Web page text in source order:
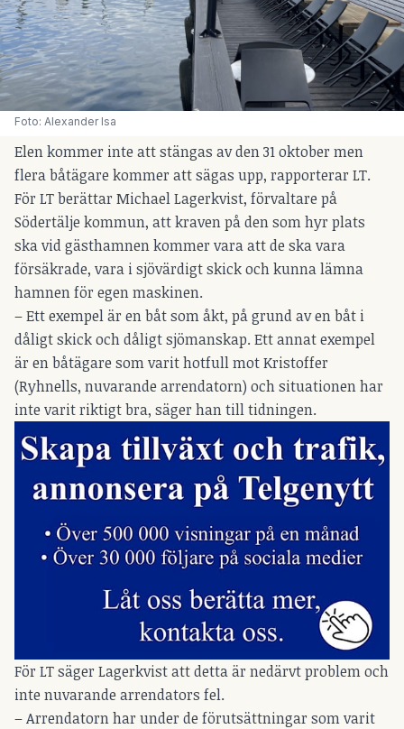
Foto: Alexander Isa
Elen kommer inte att stängas av den 31 oktober men
flera båtägare kommer att sägas upp, rapporterar LT.
För LTberättar Michael Lagerkvist, förvaltare på
Södertälje kommun, att kraven på den som hyr plats
ska vid gästhamnen kommer vara att de ska vara
försäkrade, vara i sjövärdigt skick och kunna lämna
hamnen för egen maskinen.
– Ett exempel är en båt som åkt, på grund av en båt i
dåligt skick och dåligt sjömanskap. Ett annat exempel
är en båtägare som varit hotfull mot Kristoffer
(Ryhnells, nuvarande arrendatorn) och situationen har
inte varit riktigt bra, säger han till tidningen.
För LT säger Lagerkvist att detta är nedärvt problem och
inte nuvarande arrendators fel.
– Arrendatorn har under de förutsättningar som varit